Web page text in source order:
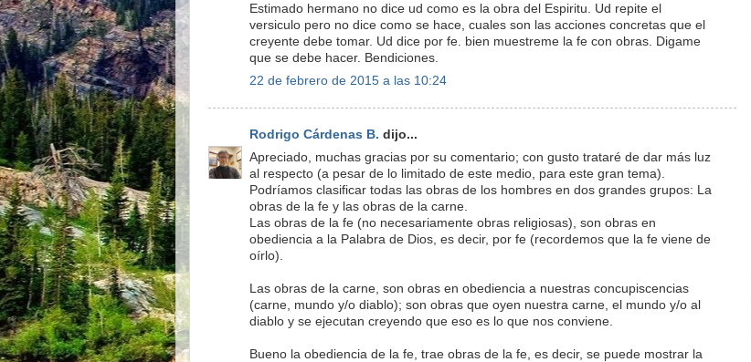
Estimado hermano no dice ud como es la obra del Espiritu. Ud repite el
versiculo pero no dice como se hace, cuales son las acciones concretas que el
creyente debe tomar. Ud dice por fe. bien muestreme la fe con obras. Digame
que se debe hacer. Bendiciones.
22 de febrero de 2015 a las 10:24
Rodrigo Cárdenas B. dijo...
Apreciado, muchas gracias por su comentario; con gusto trataré de dar más luz
al respecto (a pesar de lo limitado de este medio, para este gran tema).
Podríamos clasificar todas las obras de los hombres en dos grandes grupos: La
obras de la fe y las obras de la carne.
Las obras de la fe (no necesariamente obras religiosas), son obras en
obediencia a la Palabra de Dios, es decir, por fe (recordemos que la fe viene de
oírlo).
Las obras de la carne, son obras en obediencia a nuestras concupiscencias
(carne, mundo y/o diablo); son obras que oyen nuestra carne, el mundo y/o al
diablo y se ejecutan creyendo que eso es lo que nos conviene.
Bueno la obediencia de la fe, trae obras de la fe, es decir, se puede mostrar la